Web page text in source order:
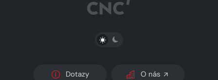
PŘEPNOUT SVĚTLÝ/TMAVÝ REŽIM
Dotazy O nás